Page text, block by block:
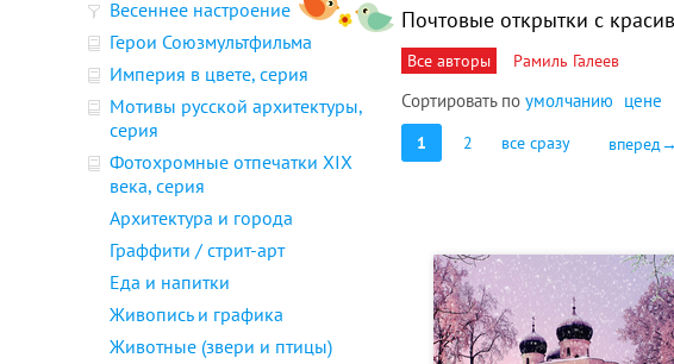
Весеннее настроение
Герои Союзмультфильма
Империя в цвете, серия
Мотивы русской архитектуры,
серия
Фотохромные отпечатки XIX
века, серия
Архитектура и города
Граффити / стрит-арт
Еда и напитки
Живопись и графика
Животные (звери и птицы)
Почтовые открытки с
Все авторы Рамиль Галеев
Сортировать по умолчанию цене
1 2 все сразу вперед→